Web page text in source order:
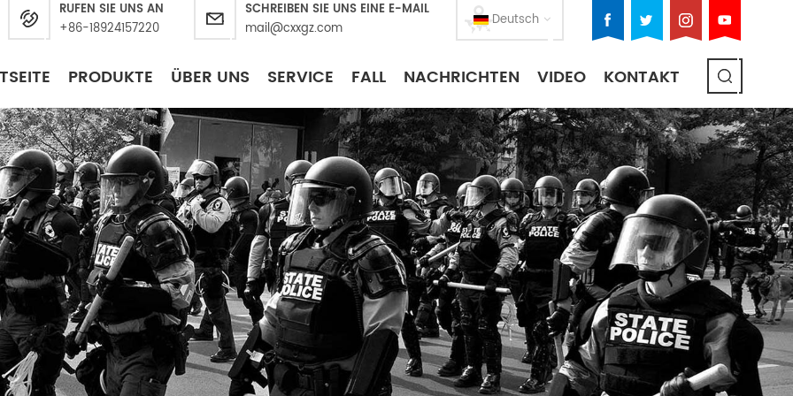
Deutsch
RUFEN SIE UNS AN
+86-18924157220
SCHREIBEN SIE UNS EINE E-MAIL
mail@cxxgz.com
PRODUKTE ÜBER UNS SERVICE FALL NACHRICHTEN VIDEO KONTAKT